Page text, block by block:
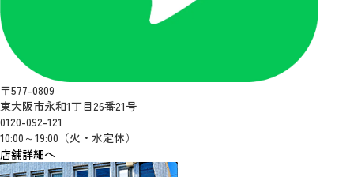
〒577-0809
東大阪市永和1丁目26番21号
0120-092-121
10:00～19:00（火・水定休）
店舗詳細へ